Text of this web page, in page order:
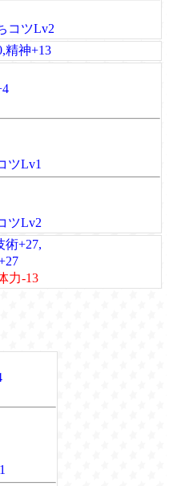
コツLv2
精神+13
Lv1
ツLv2
術+27,
力-13